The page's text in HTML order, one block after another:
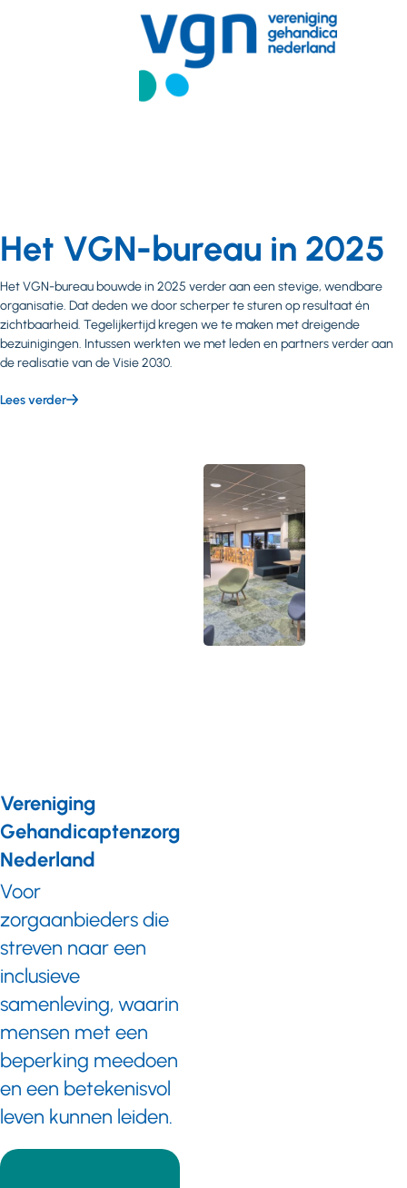
Het VGN-bureau in 2025
Het VGN-bureau bouwde in 2025 verder aan een stevige, wendbare
organisatie. Dat deden we door scherper te sturen op resultaat én
zichtbaarheid. Tegelijkertijd kregen we te maken met dreigende
bezuinigingen. Intussen werkten we met leden en partners verder aan
de realisatie van de Visie 2030.
Lees verder
Vereniging
Gehandicaptenzorg
Nederland
Voor
zorgaanbieders die
streven naar een
inclusieve
samenleving, waarin
mensen met een
beperking meedoen
en een betekenisvol
leven kunnen leiden.